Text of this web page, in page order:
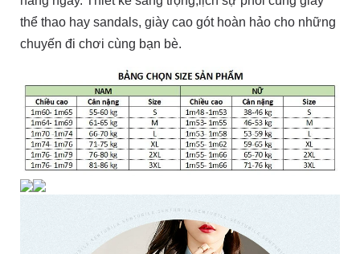
thể thao hay sandals, giày cao gót hoàn hảo cho những
chuyến đi chơi cùng bạn bè.